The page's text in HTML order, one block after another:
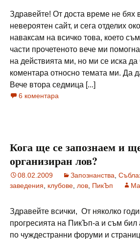
Здравейте! От доста време не бях
невероятен сайт, и сега отделих
наваксам на всичко това, което
части прочетеното вече ми
на действията ми, но ми се иска
коментара относно темата ми. Да
Вече втора седмица [...]
6 коментара
Кога ще се запознаем и
организиран лов?
08.02.2009 Запознанства
заведения
клубове лов ПикЪп
Здравейте всички, От няколко
прогресията на ПикЪп-а и съм бил
по чуждестранни форуми и